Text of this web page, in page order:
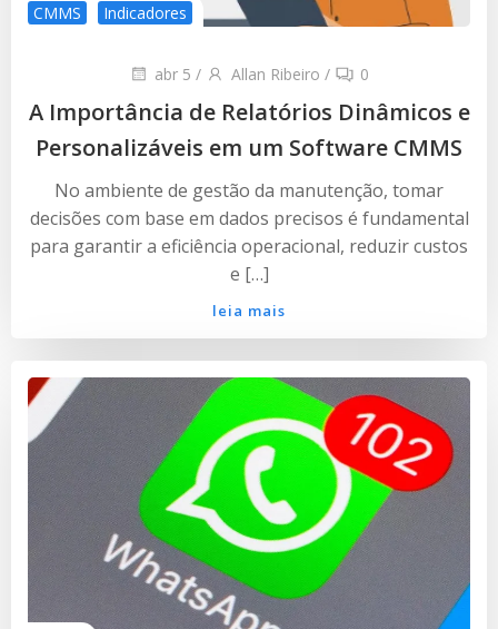
CMMS Indicadores
abr 5 / Allan Ribeiro / 0
A Importância de Relatórios Dinâmicos e
Personalizáveis em um Software CMMS
No ambiente de gestão da manutenção, tomar
decisões com base em dados precisos é fundamental
para garantir a eficiência operacional, reduzir custos
e […]
leia mais